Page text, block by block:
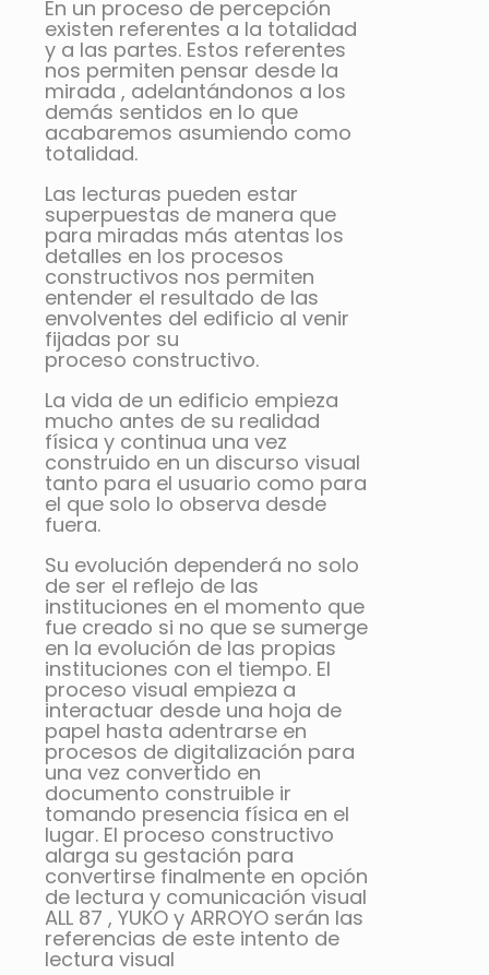
En un proceso de percepción
existen referentes a la totalidad
y a las partes. Estos referentes
nos permiten pensar desde la
mirada , adelantándonos a los
demás sentidos en lo que
acabaremos asumiendo como
totalidad.
Las lecturas pueden estar
superpuestas de manera que
para miradas más atentas los
detalles en los procesos
constructivos nos permiten
entender el resultado de las
envolventes del edificio al venir
fijadas por su
proceso constructivo.
La vida de un edificio empieza
mucho antes de su realidad
física y continua una vez
construido en un discurso visual
tanto para el usuario como para
el que solo lo observa desde
fuera.
Su evolución dependerá no solo
de ser el reflejo de las
instituciones en el momento que
fue creado si no que se sumerge
en la evolución de las propias
instituciones con el tiempo. El
proceso visual empieza a
interactuar desde una hoja de
papel hasta adentrarse en
procesos de digitalización para
una vez convertido en
documento construible ir
tomando presencia física en el
lugar. El proceso constructivo
alarga su gestación para
convertirse finalmente en opción
de lectura y comunicación visual
ALL 87 , YUKO y ARROYO serán las
referencias de este intento de
lectura visual